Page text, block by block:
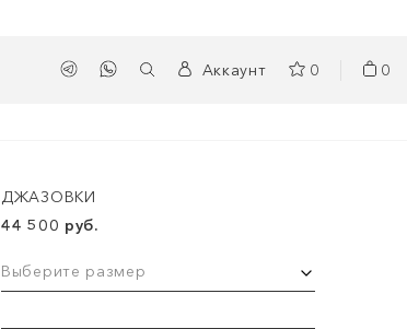
Аккаунт 0 0
ДЖАЗОВКИ
44 500 руб.
Выберите размер